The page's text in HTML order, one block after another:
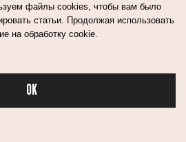
Бьюти в спорте
данных
файлы cookies, чтобы вам было
статьи. Продолжая использовать
на обработку cookie.
OK